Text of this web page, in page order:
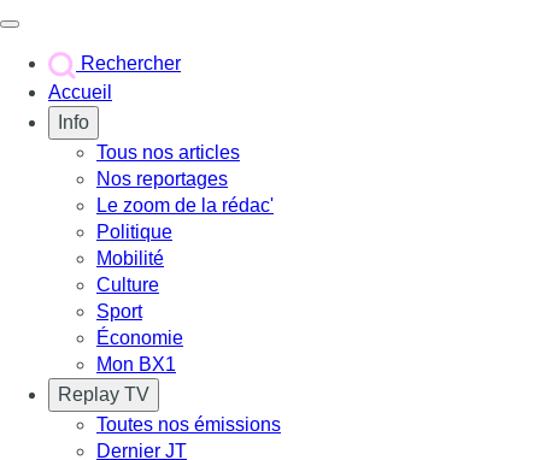
Rechercher
Accueil
Info
Tous nos articles
Nos reportages
Le zoom de la rédac'
Politique
Mobilité
Culture
Sport
Économie
Mon BX1
Replay TV
Toutes nos émissions
Dernier JT